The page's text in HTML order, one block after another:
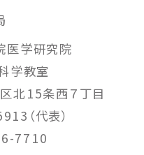
医学研究院
学教室
北15条西７丁目
（代表）
7710